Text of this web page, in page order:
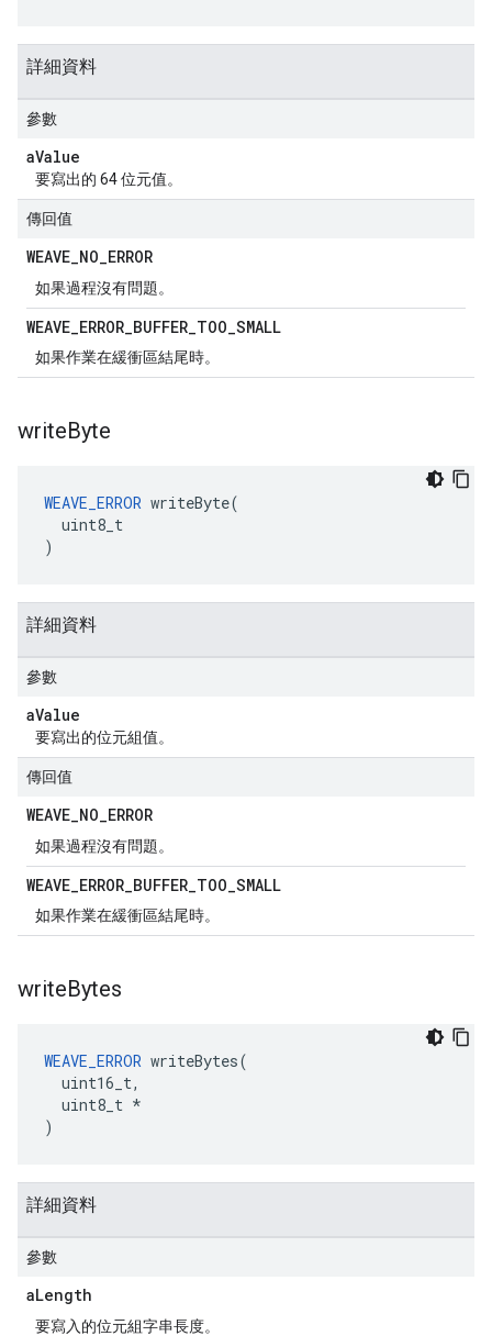
詳細資料
參數
aValue
要寫出的 64 位元值。
傳回值
WEAVE_NO_ERROR
如果過程沒有問題。
WEAVE_ERROR_BUFFER_TOO_SMALL
如果作業在緩衝區結尾時。
writeByte
WEAVE_ERROR writeByte(
  uint8_t
)
詳細資料
參數
aValue
要寫出的位元組值。
傳回值
WEAVE_NO_ERROR
如果過程沒有問題。
WEAVE_ERROR_BUFFER_TOO_SMALL
如果作業在緩衝區結尾時。
writeBytes
WEAVE_ERROR writeBytes(
  uint16_t,
  uint8_t *
)
詳細資料
參數
aLength
要寫入的位元組字串長度。